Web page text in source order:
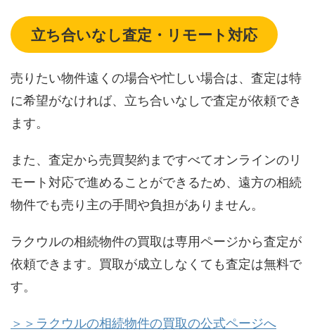
立ち合いなし査定・リモート対応
売りたい物件遠くの場合や忙しい場合は、査定は特
に希望がなければ、立ち合いなしで査定が依頼でき
ます。
また、査定から売買契約まですべてオンラインのリ
モート対応で進めることができるため、遠方の相続
物件でも売り主の手間や負担がありません。
ラクウルの相続物件の買取は専用ページから査定が
依頼できます。買取が成立しなくても査定は無料で
す。
＞＞ラクウルの相続物件の買取の公式ページへ